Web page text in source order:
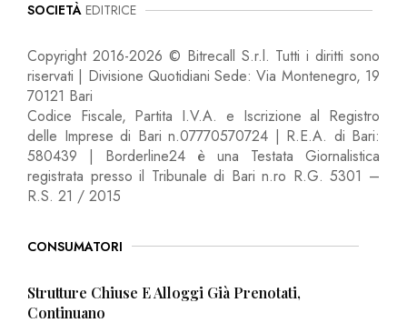
SOCIETÀ EDITRICE
Copyright 2016-2026 © Bitrecall S.r.l. Tutti i diritti sono
riservati | Divisione Quotidiani Sede: Via Montenegro, 19
70121 Bari
Codice Fiscale, Partita I.V.A. e Iscrizione al Registro
delle Imprese di Bari n.07770570724 | R.E.A. di Bari:
580439 | Borderline24 è una Testata Giornalistica
registrata presso il Tribunale di Bari n.ro R.G. 5301 –
R.S. 21 / 2015
CONSUMATORI
Strutture Chiuse E Alloggi Già Prenotati,
Continuano